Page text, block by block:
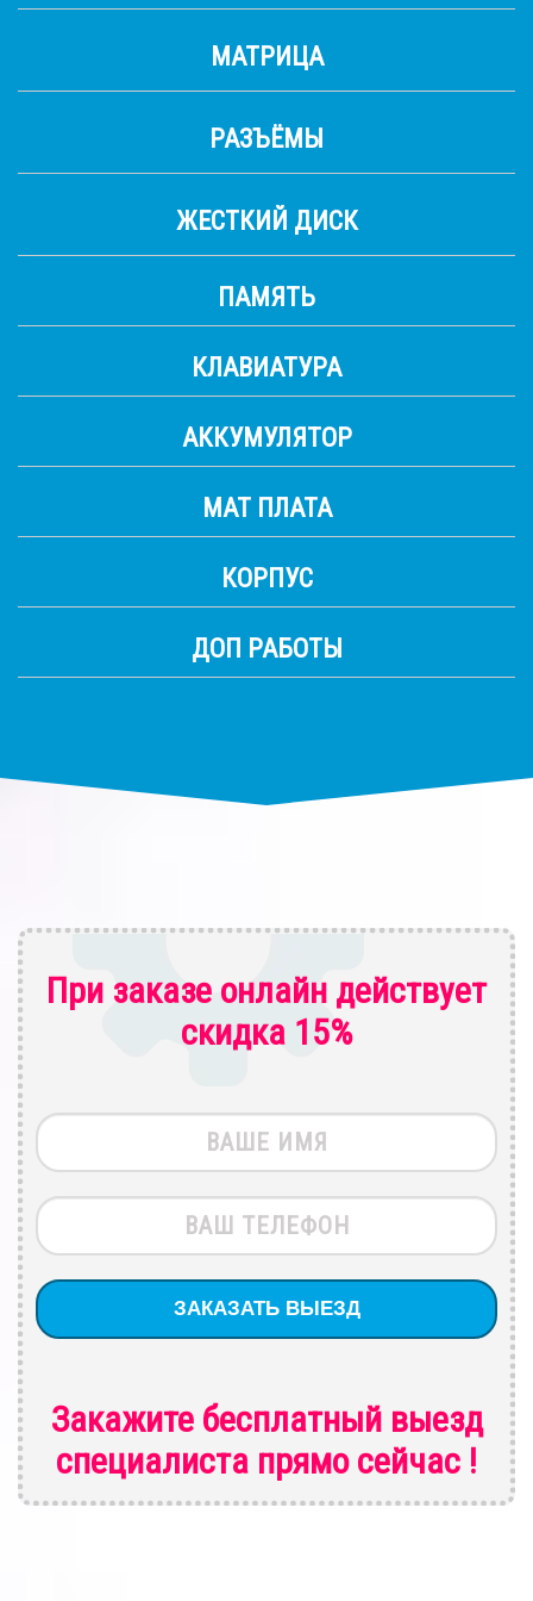
МАТРИЦА
РАЗЪЁМЫ
ЖЕСТКИЙ ДИСК
ПАМЯТЬ
КЛАВИАТУРА
АККУМУЛЯТОР
МАТ ПЛАТА
КОРПУС
ДОП РАБОТЫ
При заказе онлайн действует
скидка 15%
Закажите бесплатный выезд
специалиста прямо сейчас !